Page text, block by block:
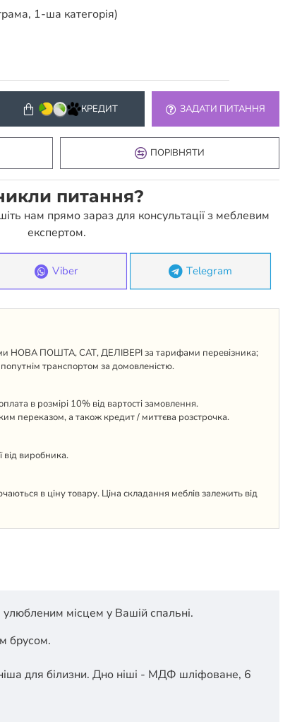
1-ша категорія)
КРЕДИТ ЗАДАТИ ПИТАННЯ
ПОРІВНЯТИ
НОВА ПОШТА, САТ, ДЕЛІВЕРІ за тарифами перевізника;
транспортом за домовленістю.
в розмірі 10% від вартості замовлення.
переказом, а також кредит / миттєва розстрочка.
від виробника.
в ціну товару. Ціна складання меблів залежить від
питання?
нам прямо зараз для консультації з меблевим
експертом.
Viber Telegram
місцем у Вашій спальні.
брусом.
для білизни. Дно ніші - МДФ шліфоване, 6